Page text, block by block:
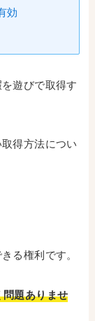
効
遊びで取得す
得方法につい
る権利です。
題ありませ